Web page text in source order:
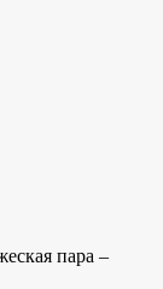
пара –